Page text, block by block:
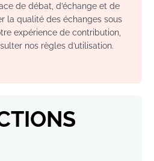
de débat, d’échange et de
la qualité des échanges sous
expérience de contribution,
nos règles d’utilisation.